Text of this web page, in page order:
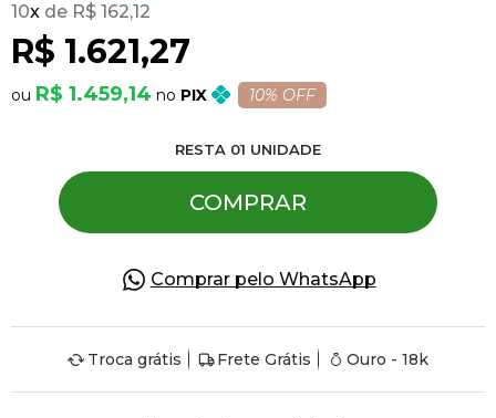
R$ 1.621,27
10x R$ 162,12
R$ 1.459,14 PIX 10% OFF
RESTA 01 UNIDADE
COMPRAR
Comprar pelo WhatsApp
Troca grátis Frete Grátis Ouro - 18k
Pulseiras
Piercing
Pedras Preciosas
Presente
OFERTAS